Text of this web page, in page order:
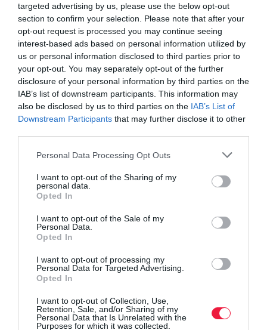
targeted advertising by us, please use the below opt-out
section to confirm your selection. Please note that after your
opt-out request is processed you may continue seeing
interest-based ads based on personal information utilized by
us or personal information disclosed to third parties prior to
your opt-out. You may separately opt-out of the further
disclosure of your personal information by third parties on the
IAB’s list of downstream participants. This information may
also be disclosed by us to third parties on the IAB’s List of
Downstream Participants that may further disclose it to other
Please note that this website/app uses one or more Google
not limited to your visit or usage behaviour. You may click to
grant or deny consent to Google and its third-party tags to
use your data for below specified purposes in below Google
consent section.
Personal Data Processing Opt Outs
I want to opt-out of the Sharing of my
personal data.
Opted In
I want to opt-out of the Sale of my
Personal Data.
Opted In
I want to opt-out of processing my
Personal Data for Targeted Advertising.
Opted In
I want to opt-out of Collection, Use,
Retention, Sale, and/or Sharing of my
Personal Data that Is Unrelated with the
Purposes for which it was collected.
Ne dobozból igyuk a cukros üdítőt! Leggyakrabban
végzetes kimenetelű a szúrás, ha a darázs a szájüregbe vagy a
garatba kerül.
Ekkor a szúrás hatására keletkező szövetduzzanat
különösebb allergiás reakció nélkül is elzárhatja a légutakat, és
fulladást okozhat. Ezt azonban elkerülhetjük, ha a nyári
időszakban mindig átlátszó pohárba kitöltve isszuk a cukros
üdítőket vagy a sört, nem pedig dobozból, amibe időközben
észrevétlenül belemászhatott egy darázs.
Olvasd el ezt is!
Súlyos bírság is lehet a kerti darázsirtásból
Kis parcellák, nagy segítség a méheknek
inváziós faj méh darázs veszély